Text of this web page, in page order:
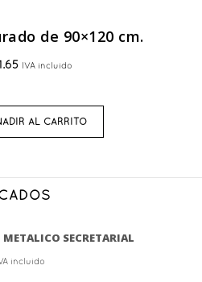
de 90×120 cm.
IVA incluido
AL CARRITO
SECRETARIAL
incluido